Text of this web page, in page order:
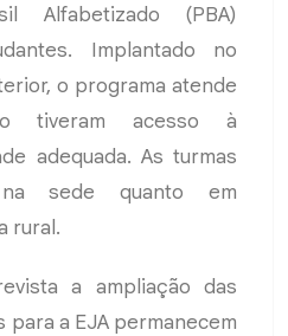
Alfabetizado (PBA)
Implantado no
o programa atende
tiveram acesso à
adequada. As turmas
sede quanto em
rural.
a ampliação das
a EJA permanecem